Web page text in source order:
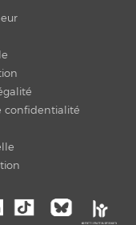
confidentialité